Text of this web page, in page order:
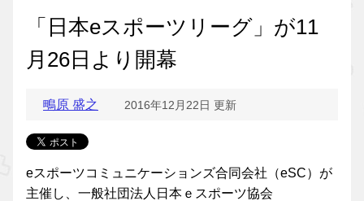
「日本eスポーツリーグ」が11
月26日より開幕
鴫原 盛之 2016年12月22日 更新
eスポーツコミュニケーションズ合同会社（eSC）が
主催し、一般社団法人日本ｅスポーツ協会